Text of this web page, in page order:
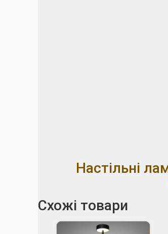
Настільні
Схожі товари